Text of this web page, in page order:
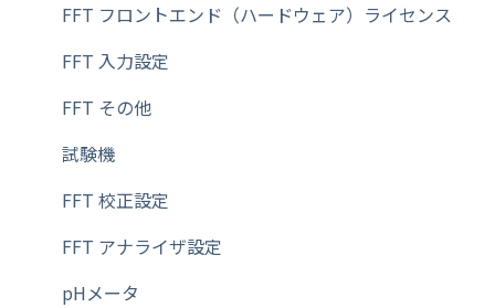
その他【除電器（イオナイザー）】
その他【フットスイッチ】
その他【AD8121B】
その他【充電式バッテリー・ユニット】
料金ばかり
その他【コンパクト・プリンタ】
天秤（天びん）
FFT フロントエンド（ハードウェア）ライセンス
FFT 入力設定
FFT その他
試験機
FFT 校正設定
FFT アナライザ設定
pHメータ